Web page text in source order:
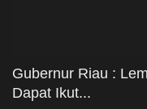
Gubernur Riau :
Dapat Ikut...